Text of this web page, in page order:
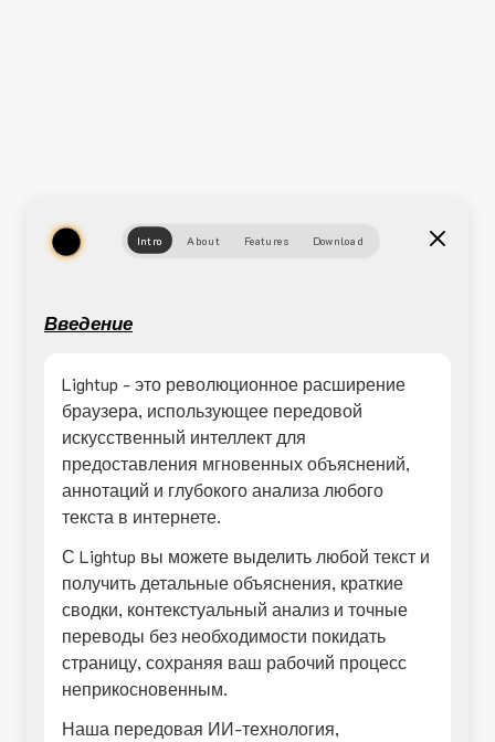
Intro About Features Download
Введение
Lightup - это революционное расширение
браузера, использующее передовой
искусственный интеллект для
предоставления мгновенных объяснений,
аннотаций и глубокого анализа любого
текста в интернете.
С Lightup вы можете выделить любой текст и
получить детальные объяснения, краткие
сводки, контекстуальный анализ и точные
переводы без необходимости покидать
страницу, сохраняя ваш рабочий процесс
неприкосновенным.
Наша передовая ИИ-технология,